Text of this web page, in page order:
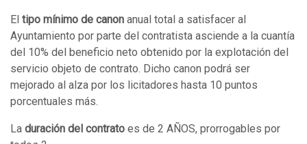
El tipo mínimo de canon anual total a satisfacer al
Ayuntamiento por parte del contratista asciende a la cuantía
del 10% del beneficio neto obtenido por la explotación del
servicio objeto de contrato. Dicho canon podrá ser
mejorado al alza por los licitadores hasta 10 puntos
porcentuales más.
La duración del contrato es de 2 AÑOS, prorrogables por